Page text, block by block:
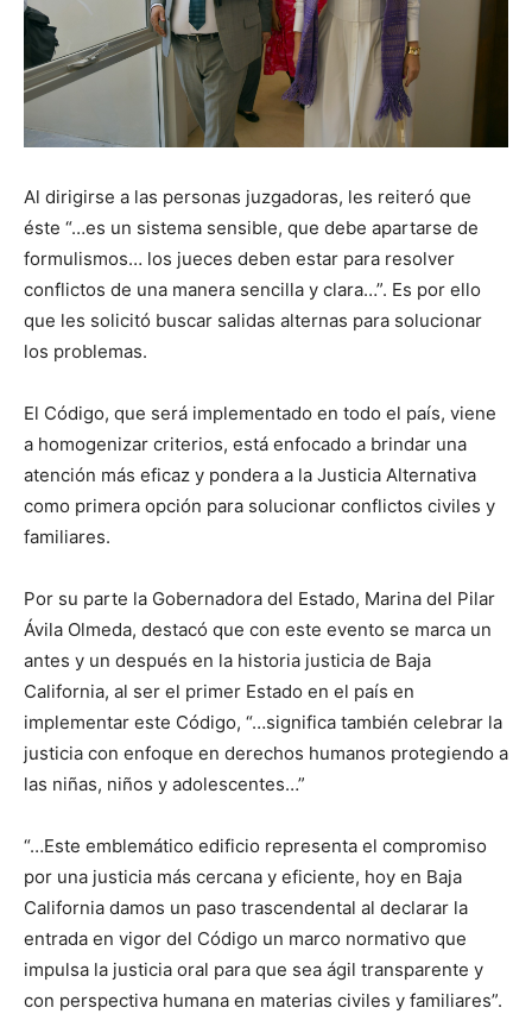
Al dirigirse a las personas juzgadoras, les reiteró que
éste “…es un sistema sensible, que debe apartarse de
formulismos… los jueces deben estar para resolver
conflictos de una manera sencilla y clara…”. Es por ello
que les solicitó buscar salidas alternas para solucionar
los problemas.
El Código, que será implementado en todo el país, viene
a homogenizar criterios, está enfocado a brindar una
atención más eficaz y pondera a la Justicia Alternativa
como primera opción para solucionar conflictos civiles y
familiares.
Por su parte la Gobernadora del Estado, Marina del Pilar
Ávila Olmeda, destacó que con este evento se marca un
antes y un después en la historia justicia de Baja
California, al ser el primer Estado en el país en
implementar este Código, “…significa también celebrar la
justicia con enfoque en derechos humanos protegiendo a
las niñas, niños y adolescentes…”
“…Este emblemático edificio representa el compromiso
por una justicia más cercana y eficiente, hoy en Baja
California damos un paso trascendental al declarar la
entrada en vigor del Código un marco normativo que
impulsa la justicia oral para que sea ágil transparente y
con perspectiva humana en materias civiles y familiares”.